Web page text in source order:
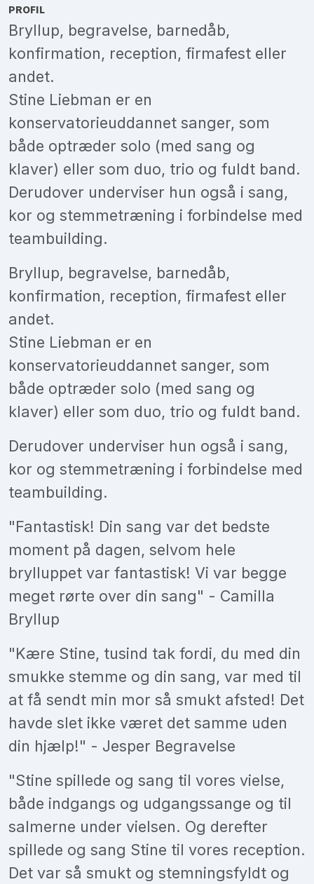
PROFIL
Bryllup, begravelse, barnedåb,
konfirmation, reception, firmafest eller
andet.
Stine Liebman er en
konservatorieuddannet sanger, som
både optræder solo (med sang og
klaver) eller som duo, trio og fuldt band.
Derudover underviser hun også i sang,
kor og stemmetræning i forbindelse med
teambuilding.
Bryllup, begravelse, barnedåb,
konfirmation, reception, firmafest eller
andet.
Stine Liebman er en
konservatorieuddannet sanger, som
både optræder solo (med sang og
klaver) eller som duo, trio og fuldt band.
Derudover underviser hun også i sang,
kor og stemmetræning i forbindelse med
teambuilding.
"Fantastisk! Din sang var det bedste
moment på dagen, selvom hele
brylluppet var fantastisk! Vi var begge
meget rørte over din sang" - Camilla
Bryllup
"Kære Stine, tusind tak fordi, du med din
smukke stemme og din sang, var med til
at få sendt min mor så smukt afsted! Det
havde slet ikke været det samme uden
din hjælp!" - Jesper Begravelse
"Stine spillede og sang til vores vielse,
både indgangs og udgangssange og til
salmerne under vielsen. Og derefter
spillede og sang Stine til vores reception.
Det var så smukt og stemningsfyldt og